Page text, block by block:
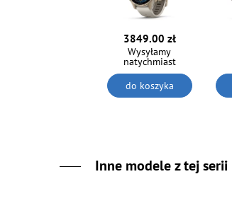
3849.00 zł
Wysyłamy
natychmiast
do koszyka
Inne modele z tej serii